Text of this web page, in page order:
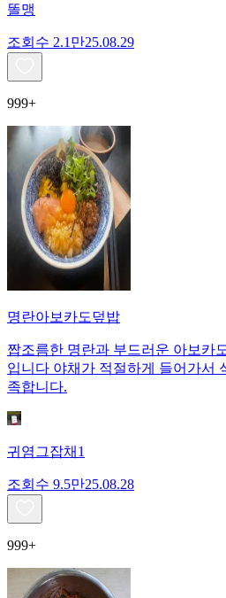
똘맹
조회수 2.1만25.08.29
999+
명란아보카도덮밥
짭조름한 명란과 부드러운 아보카
입니다 야채가 적절하게 들어가서
족합니다.
귀염그잡채1
조회수 9.5만25.08.28
999+